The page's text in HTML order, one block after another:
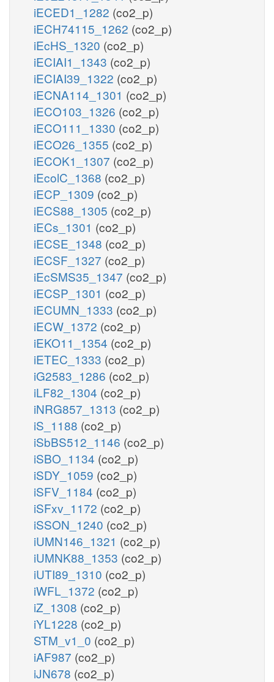
iECED1_1282 (co2_p)
iECH74115_1262 (co2_p)
iEcHS_1320 (co2_p)
iECIAI1_1343 (co2_p)
iECIAI39_1322 (co2_p)
iECNA114_1301 (co2_p)
iECO103_1326 (co2_p)
iECO111_1330 (co2_p)
iECO26_1355 (co2_p)
iECOK1_1307 (co2_p)
iEcolC_1368 (co2_p)
iECP_1309 (co2_p)
iECS88_1305 (co2_p)
iECs_1301 (co2_p)
iECSE_1348 (co2_p)
iECSF_1327 (co2_p)
iEcSMS35_1347 (co2_p)
iECSP_1301 (co2_p)
iECUMN_1333 (co2_p)
iECW_1372 (co2_p)
iEKO11_1354 (co2_p)
iETEC_1333 (co2_p)
iG2583_1286 (co2_p)
iLF82_1304 (co2_p)
iNRG857_1313 (co2_p)
iS_1188 (co2_p)
iSbBS512_1146 (co2_p)
iSBO_1134 (co2_p)
iSDY_1059 (co2_p)
iSFV_1184 (co2_p)
iSFxv_1172 (co2_p)
iSSON_1240 (co2_p)
iUMN146_1321 (co2_p)
iUMNK88_1353 (co2_p)
iUTI89_1310 (co2_p)
iWFL_1372 (co2_p)
iZ_1308 (co2_p)
iYL1228 (co2_p)
STM_v1_0 (co2_p)
iAF987 (co2_p)
iJN678 (co2_p)